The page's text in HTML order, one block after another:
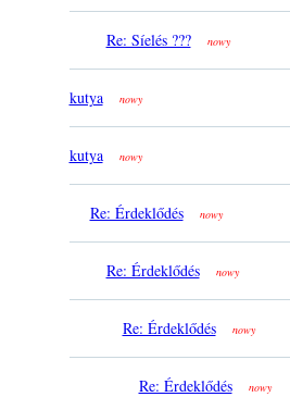
Re: Síelés ??? nowy
kutya nowy
kutya nowy
Re: Érdeklődés nowy
Re: Érdeklődés nowy
Re: Érdeklődés nowy
Re: Érdeklődés nowy